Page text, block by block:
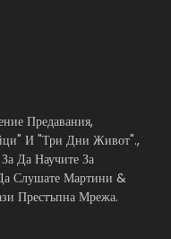
Предавания,
И "Три Дни Живот".,
Да Научите За
Слушате Мартини &
Престъпна Мрежа.